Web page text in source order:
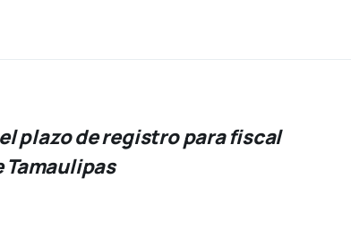
plazo de registro para fiscal
Tamaulipas